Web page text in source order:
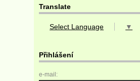
Translate
Select Language ▼
Přihlášení
e-mail: